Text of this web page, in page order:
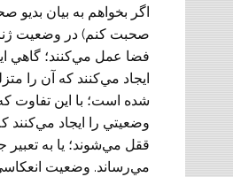
اگر بخواهم به بيان
صحبت کنم) در وضعيت
فضا عمل مي‌كنند؛ گاهي
ايجاد مي‌كنند كه آن را
شده است؛ با اين تفاوت
وضعيتي را ايجاد مي‌كنند
ققل مي‌شوند؛ يا به
مي‌رساند. وضعيت